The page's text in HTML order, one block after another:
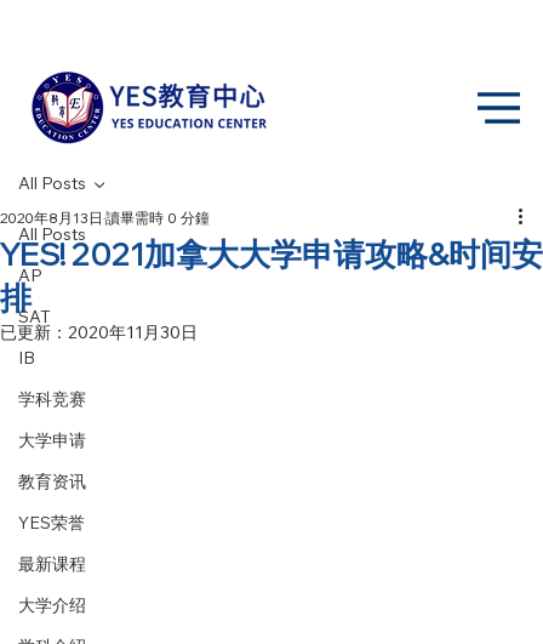
All Posts
AP
SAT
IB
学科竞赛
大学申请
教育资讯
YES荣誉
最新课程
大学介绍
All Posts
YES! 2021加拿大大学申请攻略&时间安
排
2020年8月13日 讀畢需時 0 分鐘
已更新： 2020年11月30日